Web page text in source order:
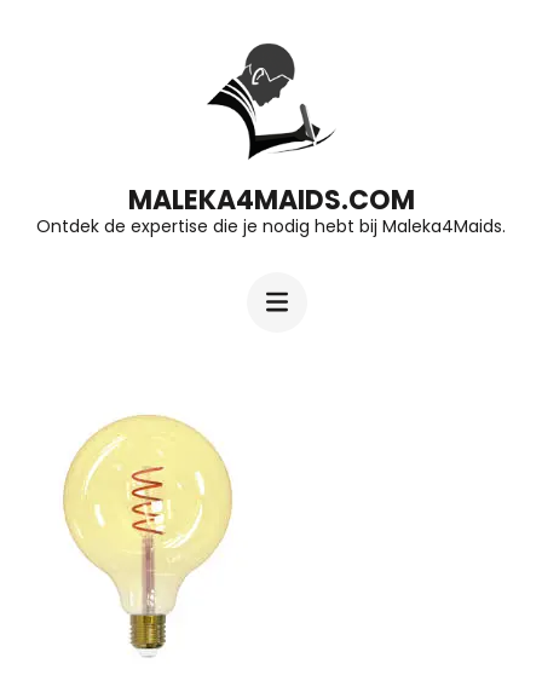
Enter)
MALEKA4MAIDS.COM
Ontdek de expertise die je nodig hebt bij Maleka4Maids.